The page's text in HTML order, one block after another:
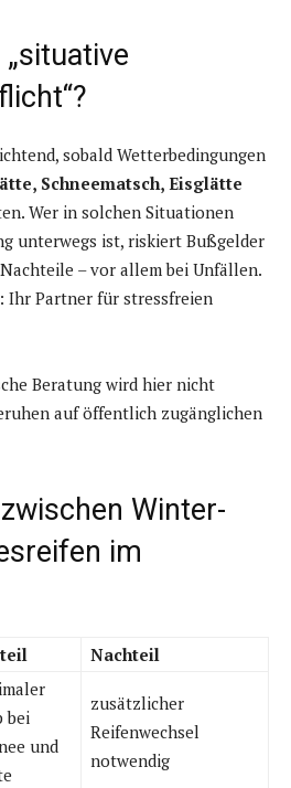
sobald Wetterbedingungen
Schneematsch, Eisglätte
Wer in solchen Situationen
unterwegs ist, riskiert Bußgelder
– vor allem bei Unfällen.
: Ihr Partner für stressfreien
Beratung wird hier nicht
auf öffentlich zugänglichen
Winter-
im
Nachteil
bei
und
zusätzlicher
Reifenwechsel
notwendig